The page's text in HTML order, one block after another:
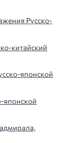
Русско-
китайский
японской
японской